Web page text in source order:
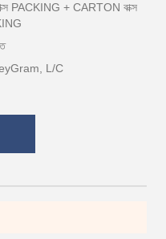
PACKING + CARTON বাক্স
L/C